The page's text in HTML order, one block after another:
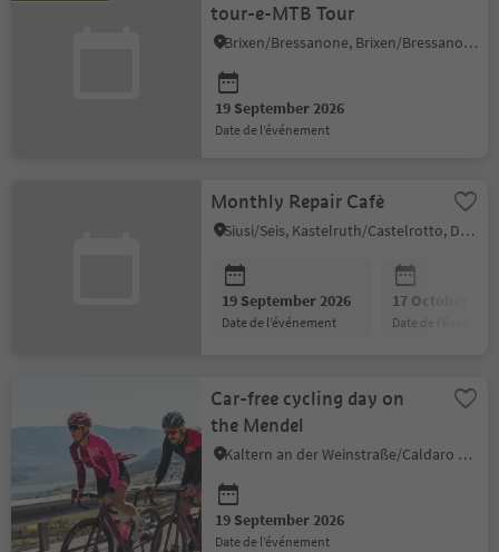
tour-e-MTB Tour
Brixen/Bressanone, Brixen/Bressanone and environs
19 September 2026
date de l’événement
Monthly Repair Cafè
Siusi/Seis, Kastelruth/Castelrotto, Dolomites Region Seiser Alm
19 September 2026
date de l’événement
17 October
date de
Car-free cycling day on
the Mendel
Kaltern an der Weinstraße/Caldaro sulla Strada del Vino, Alto Adige Wine Road
19 September 2026
date de l’événement